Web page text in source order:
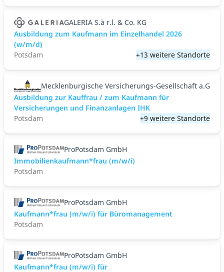
GALERIA S.à r.l. & Co. KG
Ausbildung zum Kaufmann im Einzelhandel 2026
(w/m/d)
Potsdam
+13 weitere Standorte
Mecklenburgische Versicherungs-Gesellschaft a.G
Ausbildung zur Kauffrau / zum Kaufmann für
Versicherungen und Finanzanlagen IHK
Potsdam
+9 weitere Standorte
ProPotsdam GmbH
Immobilienkaufmann*frau (m/w/i)
Potsdam
ProPotsdam GmbH
Kaufmann*frau (m/w/i) für Büromanagement
Potsdam
ProPotsdam GmbH
Kaufmann*frau (m/w/i) für